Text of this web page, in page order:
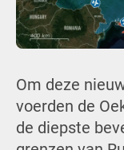
Om deze
voerden de
de diepste